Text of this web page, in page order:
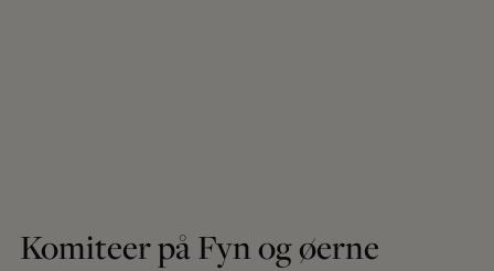
Komiteer på Fyn og øerne